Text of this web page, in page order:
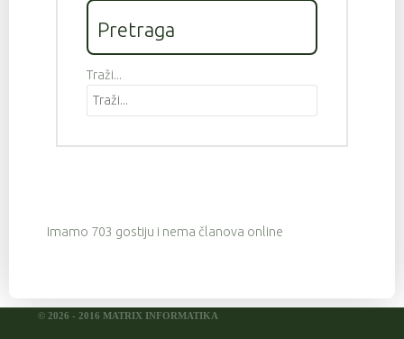
Pretraga
Traži...
Imamo 703 gostiju i nema članova online
© 2026 - 2016 MATRIX INFORMATIKA